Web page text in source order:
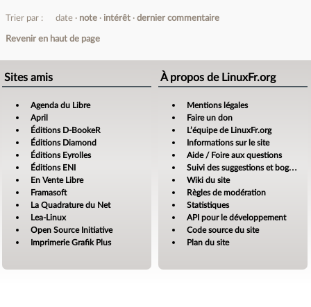
Trier par : date note intérêt dernier commentaire
Revenir en haut de page
Sites amis
Agenda du Libre
April
Éditions D-BookeR
Éditions Diamond
Éditions Eyrolles
Éditions ENI
En Vente Libre
Framasoft
La Quadrature du Net
Lea-Linux
Open Source Initiative
Imprimerie Grafik Plus
À propos de LinuxFr.org
Mentions légales
Faire un don
L’équipe de LinuxFr.org
Informations sur le site
Aide / Foire aux questions
Suivi des suggestions et bogues
Wiki du site
Règles de modération
Statistiques
API pour le développement
Code source du site
Plan du site